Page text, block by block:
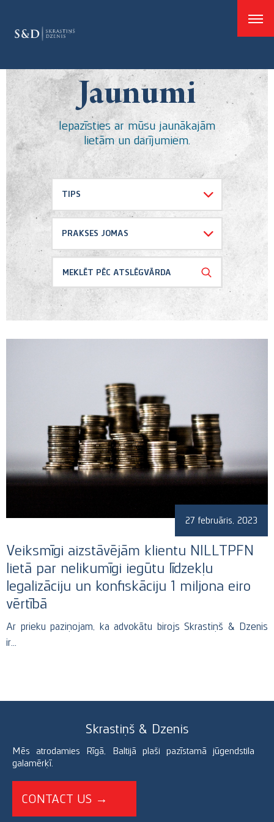
Jaunumi
Iepazīsties ar mūsu jaunākajām
lietām un darījumiem.
TIPS
Izvēlēties visu
Atsauksmes
Jaunumi
PRAKSES JOMAS
Banku un finanšu tiesības
Komerctiesības, uzņēmumu
iegāde un apvienošana
27 februāris, 2023
Veiksmīgi aizstāvējām klientu NILLTPFN
lietā par nelikumīgi iegūtu līdzekļu
legalizāciju un konfiskāciju 1 miljona eiro
vērtībā
Ar prieku paziņojam, ka advokātu birojs Skrastiņš & Dzenis
ir…
Skrastiņš & Dzenis
Mēs atrodamies Rīgā, Baltijā plaši pazīstamā jūgendstila
galamērķī.
CONTACT US →